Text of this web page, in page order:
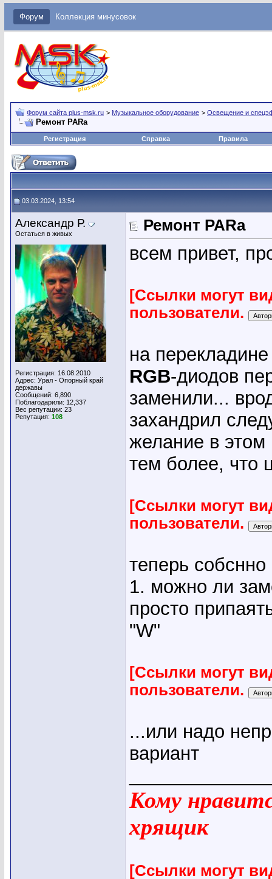
Форум Коллекция минусовок
Форум сайта plus-msk.ru > Музыкальное оборудование > Освещение и
Ремонт PARa
Регистрация Справка Правила
03.03.2024, 13:54
Александр Р.
Остаться в живых
Регистрация: 16.08.2010
Адрес: Урал - Опорный край
державы
Сообщений: 6,890
Поблагодарили: 12,337
Вес репутации: 23
Репутация: 108
Ремонт PARa
всем привет,
[Ссылки могут
пользователи.
на
RGB-диодов
заменили...
захандрил
желание в этом
тем более, что
[Ссылки могут
пользователи.
теперь собснно
1. можно ли
просто
"W"
[Ссылки могут
пользователи.
...или надо
вариант
Кому
хрящик
[Ссылки могут